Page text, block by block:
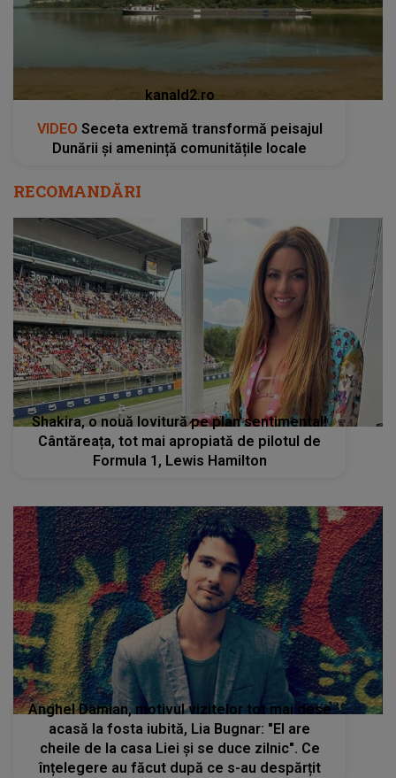
kanald2.ro
VIDEO Seceta extremă transformă peisajul
Dunării și amenință comunitățile locale
RECOMANDĂRI
Shakira, o nouă lovitură pe plan sentimental!
Cântăreața, tot mai apropiată de pilotul de
Formula 1, Lewis Hamilton
Anghel Damian, motivul vizitelor tot mai dese
acasă la fosta iubită, Lia Bugnar: "El are
cheile de la casa Liei și se duce zilnic". Ce
înțelegere au făcut după ce s-au despărțit